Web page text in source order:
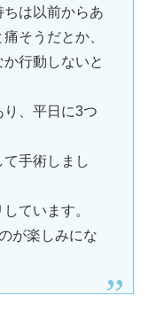
は以前からあ
そうだとか、
行動しないと
、平日に3つ
手術しまし
ています。
が楽しみにな